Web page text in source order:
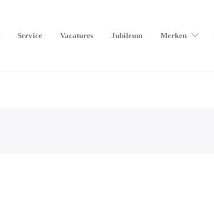
Service Vacatures Jubileum Merken